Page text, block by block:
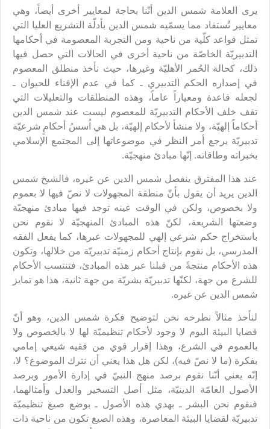
يرى العلامة شمس الدين أنّنا بحاجة لمعايير أخرى أيضاً، وهي
معايير تُستفاد مما يسمّيه شمس الدين بأدلّة التشريع العليا التي
تمثل قواعد كلّية من ناحية ومن التجربة المعصومة في أحكامها
التدبيريّة الخاصّة من ناحية أخرى في الحالات التي حصل فيها
ذلك، كحالة الحُمر الأهليّة وغيرها، حيث نأخذ منطلق المعصوم
في إصداره الحكم التدبيري ـ كما في عدم الإفناء للحيوان ـ
لجعله قاعدة ومعياراً عاماً، وهذه المنطلقات والتعليلات التي
تقف خلف الأحكام التدبيريّة للمعصوم ليست عند شمس الدين
أحكاماً إلهيّة، ولا منشأ لأحكام إلهيّة، بل هي اُسسُ أحكامٍ شرعيّة
تدبيريّة يرجع أمر النظر في موضوعاتها إلى المجتمع الإسلامي
بخبراته وطاقاته. إنّها مبادئ منهجيّة.
عند هذا المفترق ينفصل شمس الدين عن غيره، فالشيخ شمس
الدين يريد أن يقول بأنّ منطقة المجهولات لا نصّ فيها لا بعموم
ولا بخصوص، ولكن في الوقت عينه توجد فيها مبادئ منهجيّة
وضعتها الشريعة، لكنّ هذه المبادئ المنهجيّة لا نقوم نحن
باستخراج حكم شرعي إلهي للمجهولات عبرها، كما يفعل الفقه
المدرسي، بل نقوم بإنتاج أحكام زمنيّة تدبيريّة من خلالها، وتكون
هذه الأحكام منتجةً من قبلنا عبر هذه المبادئ، فتنتسب الأحكام
للشرع من جهة، لكنّها تدبيريّة بشريّة من جهة ثانية، هذا هو تمايز
شمس الدين عن غيره.
لنأخذ مثالاً نطرحه نحن لتوضيح فكرة شمس الدين، وهو أنّ
قضايا البيئة اليوم لا وجود لأحكام تنظيميّة لها لا بالخصوص ولا
بالعموم في الشرع، وهذا إقرار قوي من فقيه شيعي إمامي
بفكرة (ما لا نصّ فيه)، لكن هل هذا يعني أن نترك الموضوع؟ لا،
إنّه يعني أنّنا نقوم برصد منهج النبيّ في إدارة الأمور وبرصد
الأصول العامّة الدينيّة، مثل أصل التسخير والعدل وأمثالهما،
فنقوم نحن البشر ـ بهدي هذه الأصول ـ بوضع صيغ تنظيميّة
تدبيريّة لقضايا البيئة المعاصرة، وهذه الصيغ تكون من ناحية ذات